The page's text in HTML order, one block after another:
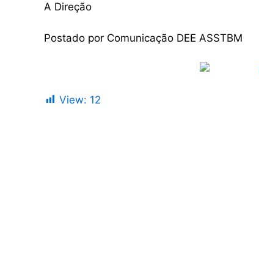
A Direção
Postado por Comunicação DEE ASSTBM
View: 12